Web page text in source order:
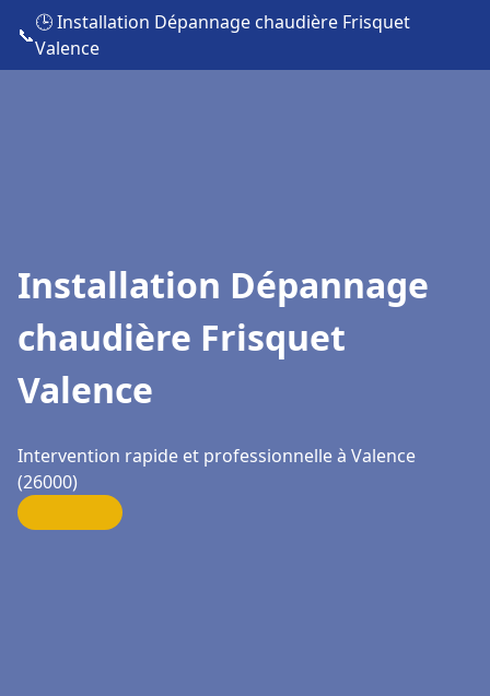
📞
🕒 Installation Dépannage chaudière Frisquet
Valence
Installation Dépannage
chaudière Frisquet
Valence
Intervention rapide et professionnelle à Valence
(26000)